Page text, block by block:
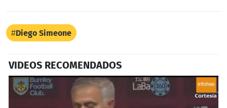
Diego Simeone
VIDEOS RECOMENDADOS